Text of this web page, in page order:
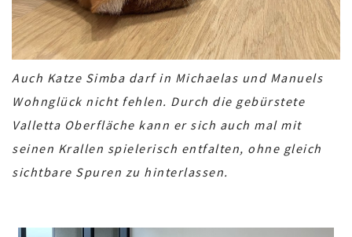
Auch Katze Simba darf in Michaelas und Manuels
Wohnglück nicht fehlen. Durch die gebürstete
Valletta Oberfläche kann er sich auch mal mit
seinen Krallen spielerisch entfalten, ohne gleich
sichtbare Spuren zu hinterlassen.